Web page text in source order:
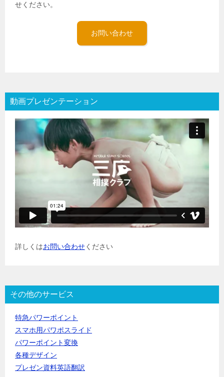
せください。
お問い合わせ
動画プレゼンテーション
詳しくはお問い合わせください
その他のサービス
特急パワーポイント
スマホ用パワポスライド
パワーポイント変換
各種デザイン
プレゼン資料英語翻訳